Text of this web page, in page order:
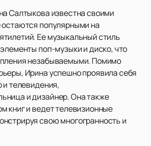
Салтыкова известна своими
популярными на
Ее музыкальный стиль
поп-музыки и диско, что
незабываемыми. Помимо
Ирина успешно проявила себя
и телевидения,
и дизайнер. Она также
книг и ведет телевизионные
свою многогранность и